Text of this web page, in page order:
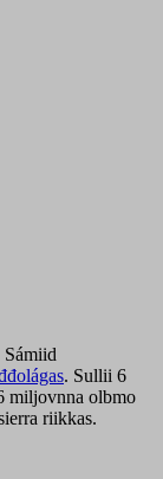
Sámiid
. Sullii 6
miljovnna olbmo
riikkas.